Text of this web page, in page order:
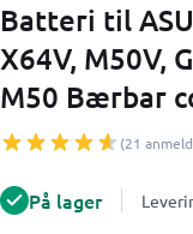
Batteri til
X64V, M50V,
M50 Bærbar
(21
På lager